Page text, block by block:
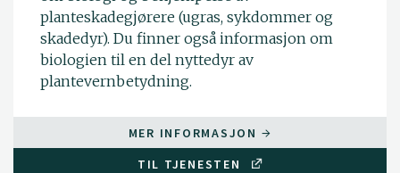
planteskadegjørere (ugras, sykdommer og
skadedyr). Du finner også informasjon om
biologien til en del nyttedyr av
plantevernbetydning.
MER INFORMASJON
TIL TJENESTEN